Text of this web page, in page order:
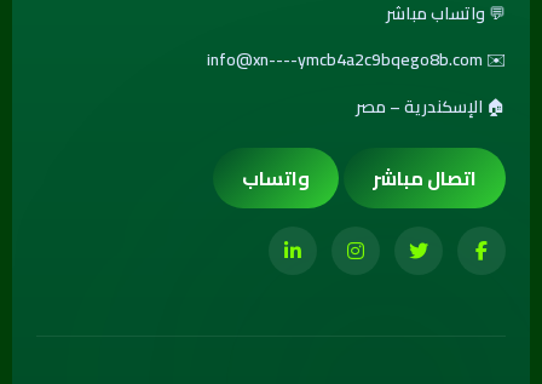
💬واتساب مباشر
✉️
info@xn----ymcb4a2c9bqego8b.com
🏠 الإسكندرية – مصر
اتصال مباشر واتساب